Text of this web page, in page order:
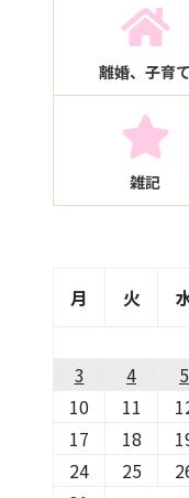
離婚、子育て
雑記
月
火
3
4 5
10
11
17
18
24
25